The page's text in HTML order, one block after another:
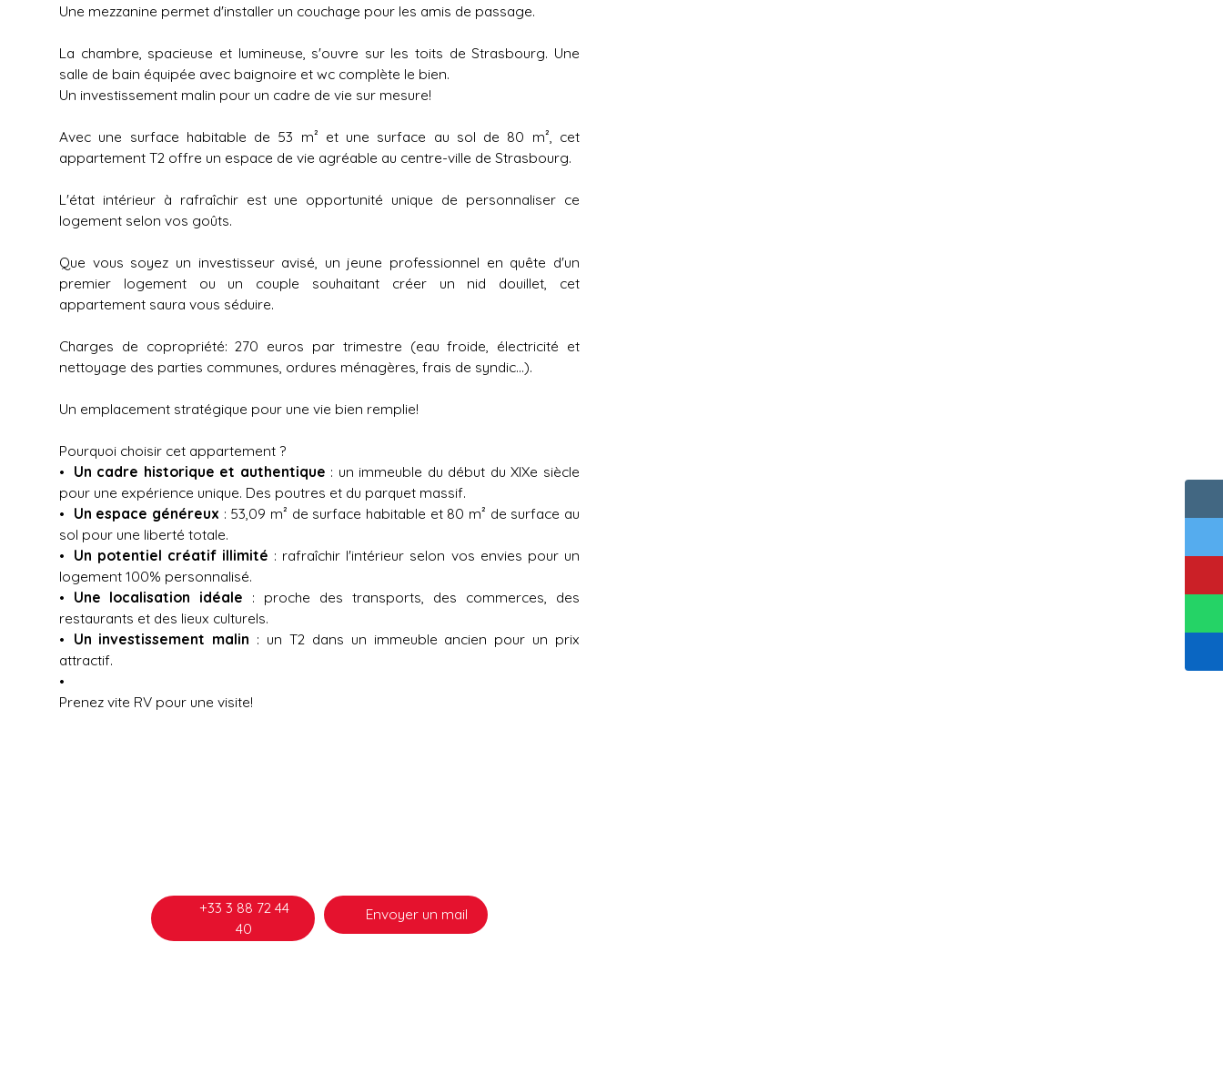
Une mezzanine permet d'installer un couchage pour les amis de passage.
La chambre, spacieuse et lumineuse, s'ouvre sur les toits de Strasbourg. Une
salle de bain équipée avec baignoire et wc complète le bien.
Un investissement malin pour un cadre de vie sur mesure!
Avec une surface habitable de 53 m² et une surface au sol de 80 m², cet
appartement T2 offre un espace de vie agréable au centre-ville de Strasbourg.
L'état intérieur à rafraîchir est une opportunité unique de personnaliser ce
logement selon vos goûts.
Que vous soyez un investisseur avisé, un jeune professionnel en quête d'un
premier logement ou un couple souhaitant créer un nid douillet, cet
appartement saura vous séduire.
Charges de copropriété: 270 euros par trimestre (eau froide, électricité et
nettoyage des parties communes, ordures ménagères, frais de syndic...).
Un emplacement stratégique pour une vie bien remplie!
Pourquoi choisir cet appartement ?
Un cadre historique et authentique : un immeuble du début du XIXe siècle
pour une expérience unique. Des poutres et du parquet massif.
Un espace généreux : 53,09 m² de surface habitable et 80 m² de surface au
sol pour une liberté totale.
Un potentiel créatif illimité : rafraîchir l'intérieur selon vos envies pour un
logement 100% personnalisé.
Une localisation idéale : proche des transports, des commerces, des
restaurants et des lieux culturels.
Un investissement malin : un T2 dans un immeuble ancien pour un prix
attractif.
Prenez vite RV pour une visite!
+33 3 88 72 44
40
Envoyer un mail